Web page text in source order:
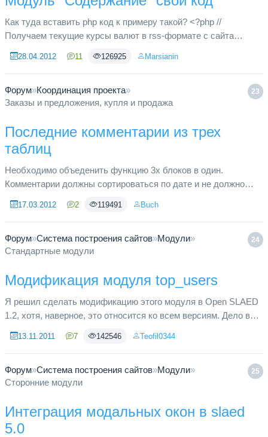
Как туда вставить php код к примеру такой? <?php //
Получаем текущие курсы валют в rss-формате с сайта
при помощи регу...
28.04.2012 11 126925 Marsianin
23
Форум»Координация проекта»
Заказы и предложения, купля и продажа
Последние комментарии из трех
таблиц
Необходимо объеденить функцию 3х блоков в один.
Комментарии должны сортироваться по дате и не должно
Voting, News и Files наход...
17.03.2012 2 119491 Buch
24
Форум»Система построения сайтов»Модули»
Стандартные модули
Модификация модуля top_users
Я решил сделать модификацию этого модуля в Open SLAED
1.2, хотя, наверное, это относится ко всем версиям. Дело в
предоставляет...
13.11.2011 7 142546 Teofil0344
25
Форум»Система построения сайтов»Модули»
Сторонние модули
Интеграция модальных окон в slaed
5.0